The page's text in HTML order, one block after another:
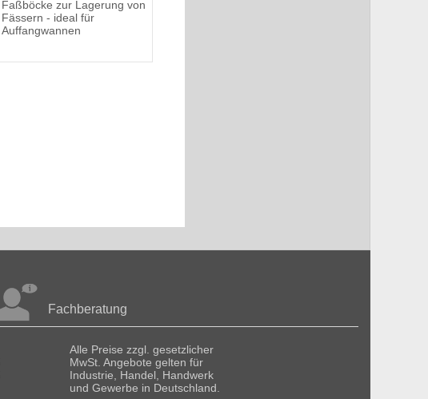
Faßböcke zur Lagerung von
Fässern - ideal für
Auffangwannen
Fachberatung
Alle Preise zzgl. gesetzlicher
MwSt. Angebote gelten für
Industrie, Handel, Handwerk
und Gewerbe in Deutschland.